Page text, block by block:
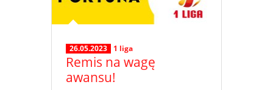
26.05.2023 1 liga
Remis na wagę
awansu!